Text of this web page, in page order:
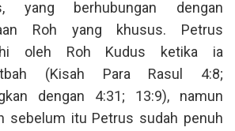
yang berhubungan dengan
Roh yang khusus. Petrus
oleh Roh Kudus ketika ia
(Kisah Para Rasul 4:8;
dengan 4:31; 13:9), namun
sebelum itu Petrus sudah penuh